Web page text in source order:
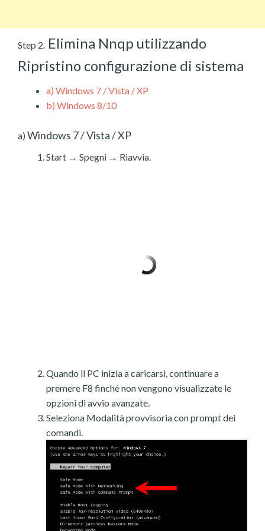
Step 2. Elimina Nnqp utilizzando
Ripristino configurazione di sistema
a) Windows 7 / Vista / XP
b) Windows 8/10
a) Windows 7 / Vista / XP
Start → Spegni → Riavvia.
Quando il PC inizia a caricarsi, continuare a
premere F8 finché non vengono visualizzate le
opzioni di avvio avanzate.
Seleziona Modalità provvisoria con prompt dei
comandi.